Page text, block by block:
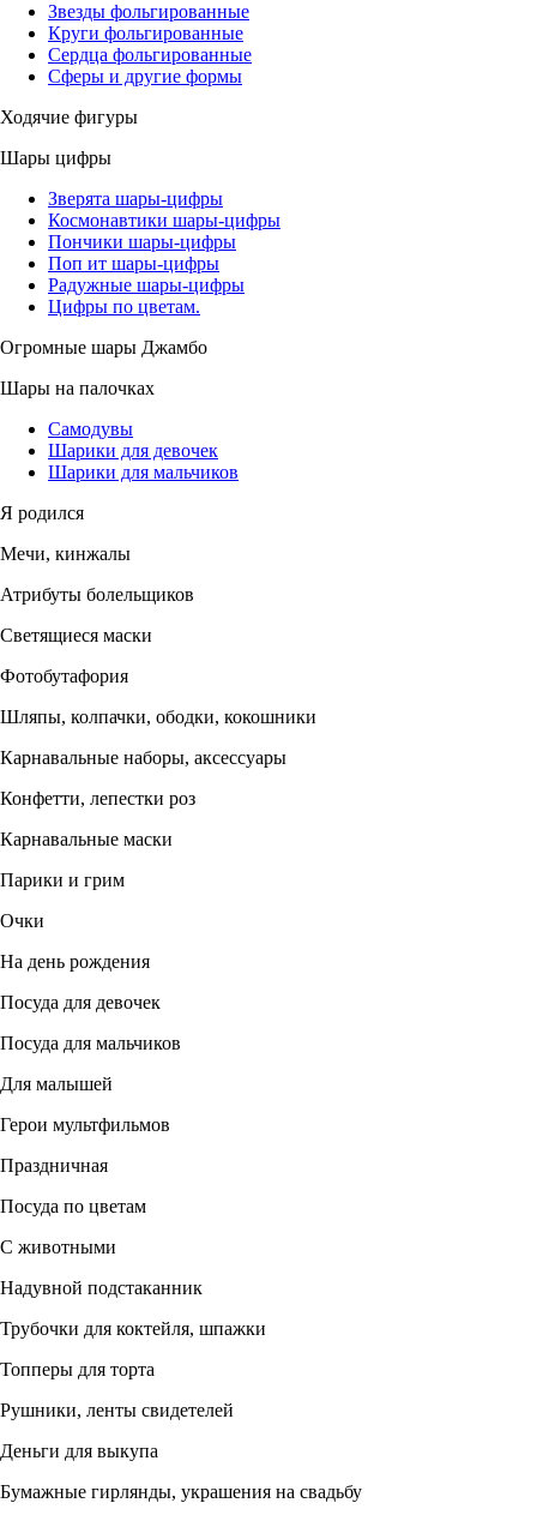
Звезды фольгированные
Круги фольгированные
Сердца фольгированные
Сферы и другие формы
Ходячие фигуры
Шары цифры
Зверята шары-цифры
Космонавтики шары-цифры
Пончики шары-цифры
Поп ит шары-цифры
Радужные шары-цифры
Цифры по цветам.
Огромные шары Джамбо
Шары на палочках
Самодувы
Шарики для девочек
Шарики для мальчиков
Я родился
Мечи, кинжалы
Атрибуты болельщиков
Светящиеся маски
Фотобутафория
Шляпы, колпачки, ободки, кокошники
Карнавальные наборы, аксессуары
Конфетти, лепестки роз
Карнавальные маски
Парики и грим
Очки
На день рождения
Посуда для девочек
Посуда для мальчиков
Для малышей
Герои мультфильмов
Праздничная
Посуда по цветам
С животными
Надувной подстаканник
Трубочки для коктейля, шпажки
Топперы для торта
Рушники, ленты свидетелей
Деньги для выкупа
Бумажные гирлянды, украшения на свадьбу